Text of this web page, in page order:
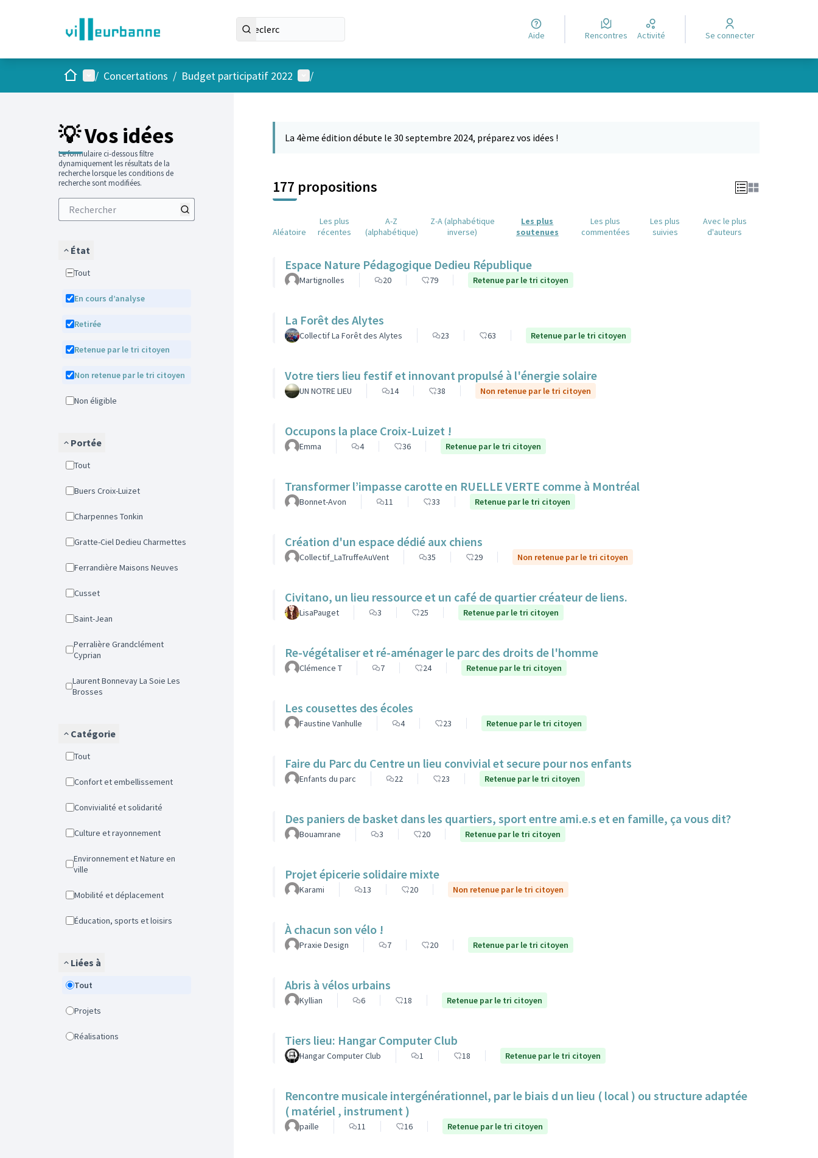
Aide Rencontres Activité Se connecter
AccueilMenu principal
/ Concertations / Budget participatif 2022 Menu utilisateur
/
💡 Vos idées
Le formulaire ci-dessous filtre
dynamiquement les résultats de la
recherche lorsque les conditions de
recherche sont modifiées.
État
Tout
En cours d’analyse
Retirée
Retenue par le tri citoyen
Non retenue par le tri citoyen
Non éligible
Portée
Tout
Buers Croix-Luizet
Charpennes Tonkin
Gratte-Ciel Dedieu Charmettes
Ferrandière Maisons Neuves
Cusset
Saint-Jean
Perralière Grandclément
Cyprian
Laurent Bonnevay La Soie Les
Brosses
Catégorie
Tout
Confort et embellissement
Convivialité et solidarité
Culture et rayonnement
Environnement et Nature en
ville
Mobilité et déplacement
Éducation, sports et loisirs
Liées à
Tout
Projets
Réalisations
La 4ème édition débute le 30 septembre 2024, préparez vos idées !
177 propositions
Aléatoire
Les plus
récentes
A-Z
(alphabétique)
Z-A (alphabétique
inverse)
Les plus
soutenues
Les plus
commentées
Les plus
suivies
Avec le plus
d'auteurs
Espace Nature Pédagogique Dedieu République
Martignolles 20 79 Retenue par le tri citoyen
La Forêt des Alytes
Collectif La Forêt des Alytes 23 63 Retenue par le tri citoyen
Votre tiers lieu festif et innovant propulsé à l'énergie solaire
UN NOTRE LIEU 14 38 Non retenue par le tri citoyen
Occupons la place Croix-Luizet !
Emma 4 36 Retenue par le tri citoyen
Transformer l’impasse carotte en RUELLE VERTE comme à Montréal
Bonnet-Avon 11 33 Retenue par le tri citoyen
Création d'un espace dédié aux chiens
Collectif_LaTruffeAuVent 35 29 Non retenue par le tri citoyen
Civitano, un lieu ressource et un café de quartier créateur de liens.
LisaPauget 3 25 Retenue par le tri citoyen
Re-végétaliser et ré-aménager le parc des droits de l'homme
Clémence T 7 24 Retenue par le tri citoyen
Les cousettes des écoles
Faustine Vanhulle 4 23 Retenue par le tri citoyen
Faire du Parc du Centre un lieu convivial et secure pour nos enfants
Enfants du parc 22 23 Retenue par le tri citoyen
Des paniers de basket dans les quartiers, sport entre ami.e.s et en famille, ça vous dit?
Bouamrane 3 20 Retenue par le tri citoyen
Projet épicerie solidaire mixte
Karami 13 20 Non retenue par le tri citoyen
À chacun son vélo !
Praxie Design 7 20 Retenue par le tri citoyen
Abris à vélos urbains
Kyllian 6 18 Retenue par le tri citoyen
Tiers lieu: Hangar Computer Club
Hangar Computer Club 1 18 Retenue par le tri citoyen
Rencontre musicale intergénérationnel, par le biais d un lieu ( local ) ou structure adaptée
( matériel , instrument )
paille 11 16 Retenue par le tri citoyen